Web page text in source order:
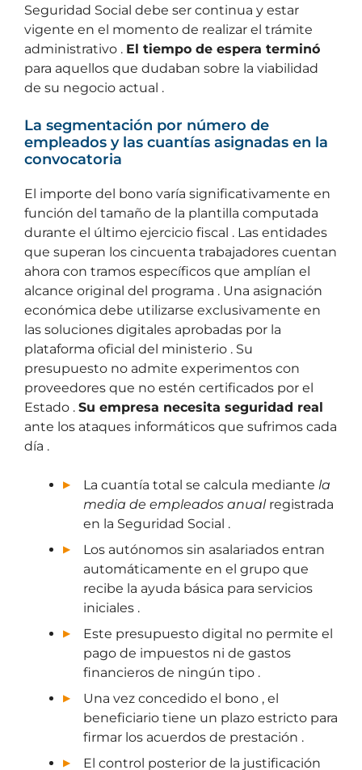
Seguridad Social debe ser continua y estar
vigente en el momento de realizar el trámite
administrativo . El tiempo de espera terminó
para aquellos que dudaban sobre la viabilidad
de su negocio actual .
La segmentación por número de
empleados y las cuantías asignadas en la
convocatoria
El importe del bono varía significativamente en
función del tamaño de la plantilla computada
durante el último ejercicio fiscal . Las entidades
que superan los cincuenta trabajadores cuentan
ahora con tramos específicos que amplían el
alcance original del programa . Una asignación
económica debe utilizarse exclusivamente en
las soluciones digitales aprobadas por la
plataforma oficial del ministerio . Su
presupuesto no admite experimentos con
proveedores que no estén certificados por el
Estado . Su empresa necesita seguridad real
ante los ataques informáticos que sufrimos cada
día .
La cuantía total se calcula mediante la
media de empleados anualregistrada
en la Seguridad Social .
Los autónomos sin asalariados entran
automáticamente en el grupo que
recibe la ayuda básica para servicios
iniciales .
Este presupuesto digital no permite el
pago de impuestos ni de gastos
financieros de ningún tipo .
Una vez concedido el bono , el
beneficiario tiene un plazo estricto para
firmar los acuerdos de prestación .
El control posterior de la justificación